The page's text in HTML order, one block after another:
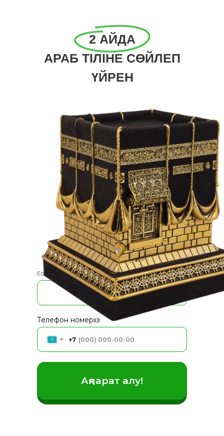
Дәл қазір тегін сабаққа өтініш
қалдыр
Есіміңіз
Телефон номеріңіз
+7
Ақпарат алу!
2 АЙДА
АРАБ ТІЛІНЕ СӨЙЛЕП
ҮЙРЕН